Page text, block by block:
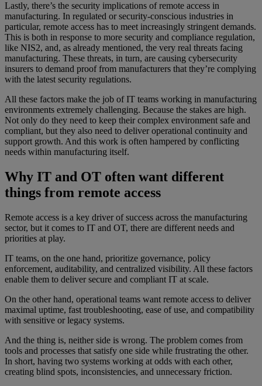
Lastly, there’s the security implications of remote access in
manufacturing. In regulated or security-conscious industries in
particular, remote access has to meet increasingly stringent demands.
This is both in response to more security and compliance regulation,
like NIS2, and, as already mentioned, the very real threats facing
manufacturing. These threats, in turn, are causing cybersecurity
insurers to demand proof from manufacturers that they’re complying
with the latest security regulations.
All these factors make the job of IT teams working in manufacturing
environments extremely challenging. Because the stakes are high.
Not only do they need to keep their complex environment safe and
compliant, but they also need to deliver operational continuity and
support growth. And this work is often hampered by conflicting
needs within manufacturing itself.
Why IT and OT often want different
things from remote access
Remote access is a key driver of success across the manufacturing
sector, but it comes to IT and OT, there are different needs and
priorities at play.
IT teams, on the one hand, prioritize governance, policy
enforcement, auditability, and centralized visibility. All these factors
enable them to deliver secure and compliant IT at scale.
On the other hand, operational teams want remote access to deliver
maximal uptime, fast troubleshooting, ease of use, and compatibility
with sensitive or legacy systems.
And the thing is, neither side is wrong. The problem comes from
tools and processes that satisfy one side while frustrating the other.
In short, having two systems working at odds with each other,
creating blind spots, inconsistencies, and unnecessary friction.